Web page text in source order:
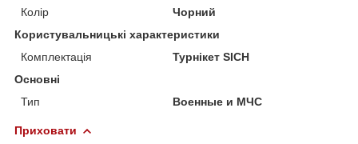
Колір
Чорний
Користувальницькі характеристики
Комплектація
Турнікет SICH
Основні
Тип
Военные и МЧС
Приховати